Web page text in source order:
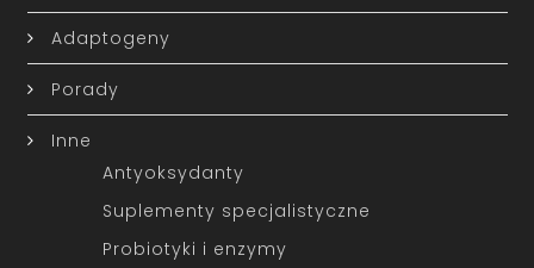
Adaptogeny
Porady
Inne
Antyoksydanty
Suplementy specjalistyczne
Probiotyki i enzymy